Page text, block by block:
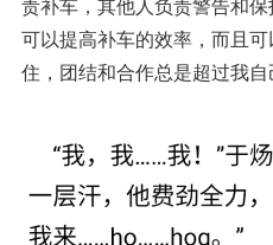
责补车，其他人负责警告和
可以提高补车的效率，而且
住，团结和合作总是超过我自